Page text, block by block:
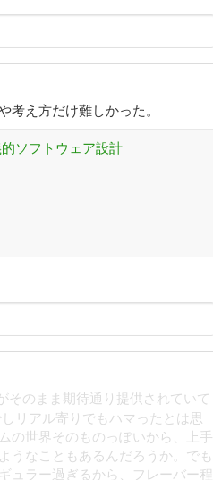
考え方だけ難しかった。
ソフトウェア設計
そのまま期待通り提供されていて
リアル寄りでもハマったとは思
の世界そのものっぽいから、上手
うなこともあるんだろうか。でも
ュラー過ぎるから、フレーバー程